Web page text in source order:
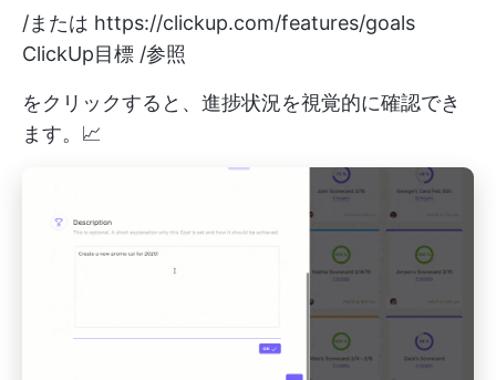
/または https://clickup.com/features/goals
ClickUp目標 /参照
をクリックすると、進捗状況を視覚的に確認でき
ます。📈